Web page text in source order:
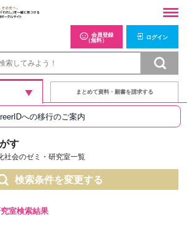
会員登録
（無料）
ログイン
まとめて資料・願書を請求する
への移行のご案内
す
社会のゼミ・研究室一覧
検索条件を変更する
室検索結果